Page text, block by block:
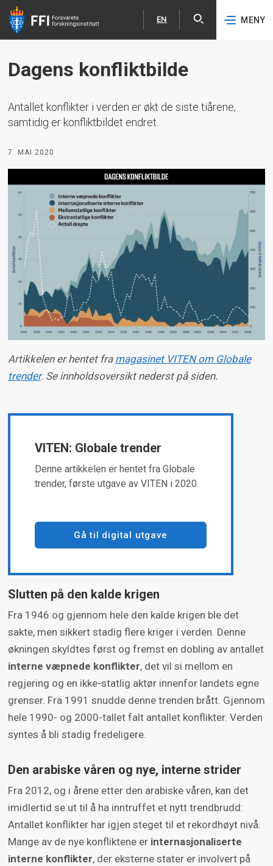
Hopp til hovedinnhold
EN
English MENY
Dagens konfliktbilde
Antallet konflikter i verden er økt de siste tiårene,
samtidig er konfliktbildet endret.
7. MAI 2020
Artikkelen er hentet fra magasinet VITEN om Globale
trender. Se innholdsoversikt nederst på siden.
VITEN: Globale trender
Denne artikkelen er hentet fra Globale
trender, første utgave av VITEN i 2020.
Gå til digital utgave
Slutten på den kalde krigen
Fra 1946 og gjennom hele den kalde krigen ble det
sakte, men sikkert stadig flere kriger i verden. Denne
økningen skyldtes først og fremst en dobling av antallet
interne væpnede konflikter, det vil si mellom en
regjering og en ikke-statlig aktør innenfor landets egne
grenser. Fra 1991 snudde denne trenden brått. Gjennom
hele 1990- og 2000-tallet falt antallet konflikter. Verden
syntes å bli stadig fredeligere.
Den arabiske våren og nye, interne strider
Fra 2012, og i årene etter den arabiske våren, kan det
imidlertid se ut til å ha inntruffet et nytt trendbrudd:
Antallet konflikter har igjen steget til et rekordhøyt nivå.
Mange av de nye konfliktene erinternasjonaliserte
interne konflikter, der eksterne stater er involvert på